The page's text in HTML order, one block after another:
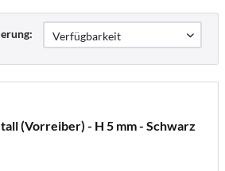
(Vorreiber) - H 5 mm - Schwarz